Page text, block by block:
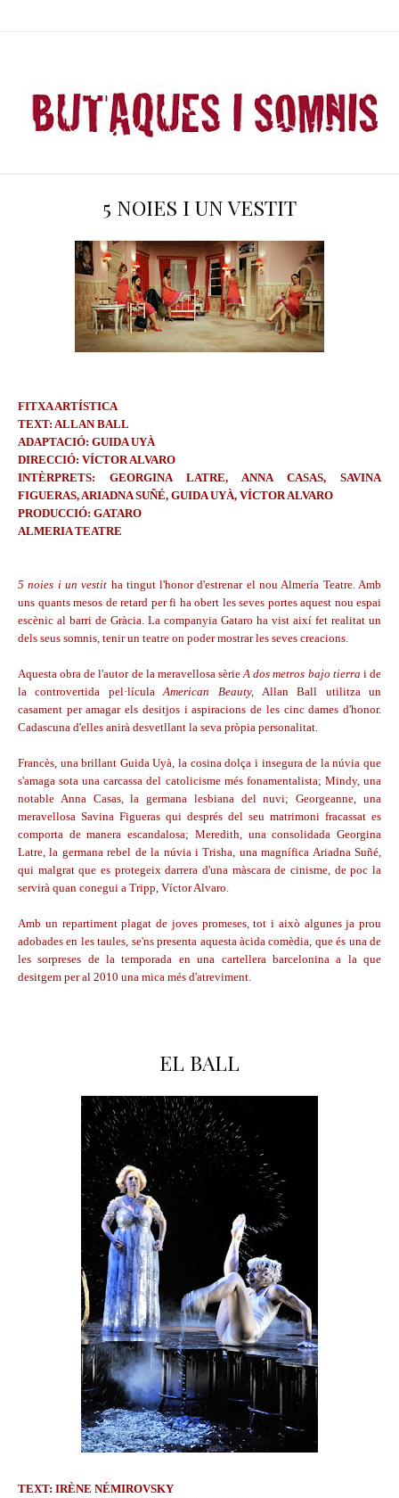
5 NOIES I UN VESTIT
FITXA ARTÍSTICA
TEXT: ALLAN BALL
ADAPTACIÓ: GUIDA UYÀ
DIRECCIÓ: VÍCTOR ALVARO
INTÈRPRETS: GEORGINA LATRE, ANNA CASAS, SAVINA
FIGUERAS, ARIADNA SUÑÉ, GUIDA UYÀ, VÍCTOR ALVARO
PRODUCCIÓ: GATARO
ALMERIA TEATRE
5 noies i un vestit ha tingut l'honor d'estrenar el nou Almería Teatre. Amb
uns quants mesos de retard per fi ha obert les seves portes aquest nou espai
escènic al barri de Gràcia. La companyia Gataro ha vist així fet realitat un
dels seus somnis, tenir un teatre on poder mostrar les seves creacions.
Aquesta obra de l'autor de la meravellosa sèrieA dos metros bajo tierra i de
la controvertida pel·lículaAmerican Beauty, Allan Ball utilitza un
casament per amagar els desitjos i aspiracions de les cinc dames d'honor.
Cadascuna d'elles anirà desvetllant la seva pròpia personalitat.
Francès, una brillant Guida Uyà, la cosina dolça i insegura de la núvia que
s'amaga sota una carcassa del catolicisme més fonamentalista; Mindy, una
notable Anna Casas, la germana lesbiana del nuvi; Georgeanne, una
meravellosa Savina Figueras qui després del seu matrimoni fracassat es
comporta de manera escandalosa; Meredith, una consolidada Georgina
Latre, la germana rebel de la núvia i Trisha, una magnífica Ariadna Suñé,
qui malgrat que es protegeix darrera d'una màscara de cinisme, de poc la
servirà quan conegui a Tripp, Víctor Alvaro.
Amb un repartiment plagat de joves promeses, tot i això algunes ja prou
adobades en les taules, se'ns presenta aquesta àcida comèdia, que és una de
les sorpreses de la temporada en una cartellera barcelonina a la que
desitgem per al 2010 una mica més d'atreviment.
EL BALL
TEXT: IRÈNE NÉMIROVSKY